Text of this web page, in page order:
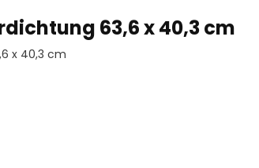
63,6 x 40,3 cm
x 40,3 cm